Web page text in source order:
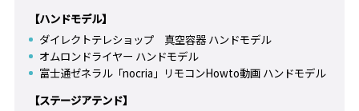
【ハンドモデル】
ダイレクトテレショップ 真空容器 ハンドモデル
オムロンドライヤー ハンドモデル
富士通ゼネラル「nocria」リモコンHowto動画 ハンドモデル
【ステージアテンド】